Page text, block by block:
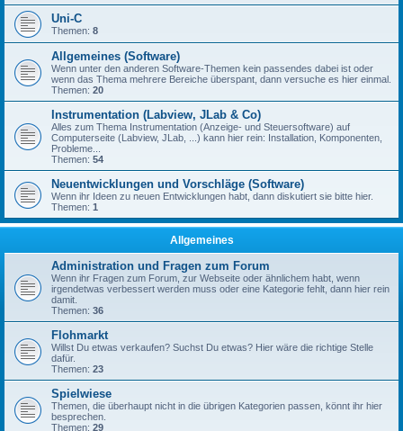
Uni-C
Themen: 8
Allgemeines (Software)
Wenn unter den anderen Software-Themen kein passendes dabei ist oder
wenn das Thema mehrere Bereiche überspant, dann versuche es hier einmal.
Themen: 20
Instrumentation (Labview, JLab & Co)
Alles zum Thema Instrumentation (Anzeige- und Steuersoftware) auf
Computerseite (Labview, JLab, ...) kann hier rein: Installation, Komponenten,
Probleme...
Themen: 54
Neuentwicklungen und Vorschläge (Software)
Wenn ihr Ideen zu neuen Entwicklungen habt, dann diskutiert sie bitte hier.
Themen: 1
Allgemeines
Administration und Fragen zum Forum
Wenn ihr Fragen zum Forum, zur Webseite oder ähnlichem habt, wenn
irgendetwas verbessert werden muss oder eine Kategorie fehlt, dann hier rein
damit.
Themen: 36
Flohmarkt
Willst Du etwas verkaufen? Suchst Du etwas? Hier wäre die richtige Stelle
dafür.
Themen: 23
Spielwiese
Themen, die überhaupt nicht in die übrigen Kategorien passen, könnt ihr hier
besprechen.
Themen: 29